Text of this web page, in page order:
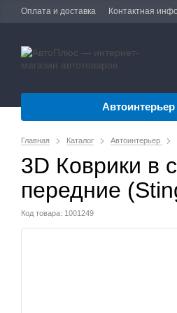
Оплата и доставка Контактная
Автоинтерьер
Главная Каталог Автоинтерьер
3D Коврики в
передние
Код товара: 1001249